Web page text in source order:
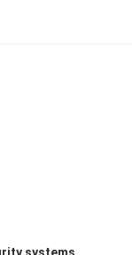
systems